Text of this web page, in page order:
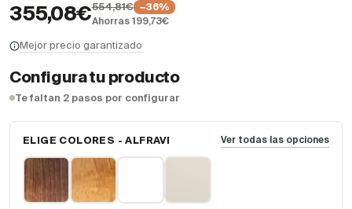
355,08€554,81€
−36%
Ahorras 199,73€
Mejor precio garantizado
Configura tu producto
Te faltan 2 pasos por configurar
ELIGE COLORES - ALFRAVI Ver todas las opciones